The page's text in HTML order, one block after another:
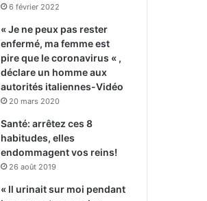
6 février 2022
« Je ne peux pas rester
enfermé, ma femme est
pire que le coronavirus « ,
déclare un homme aux
autorités italiennes-Vidéo
20 mars 2020
Santé: arrêtez ces 8
habitudes, elles
endommagent vos reins!
26 août 2019
« Il urinait sur moi pendant